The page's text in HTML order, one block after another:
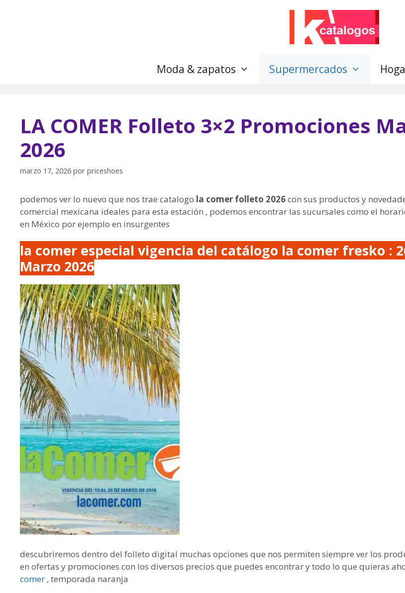
Moda & zapatos Supermercados
LA COMER Folleto 3×2 Promociones
2026
marzo 17, 2026 por priceshoes
podemos ver lo nuevo que nos trae catalogo la comer folleto 2026con sus productos y
comercial mexicana ideales para esta estación , podemos encontrar las sucursales como el
en México por ejemplo en insurgentes
la comer especial vigencia del catálogo la comer fresko :
Marzo 2026
descubriremos dentro del folleto digital muchas opciones que nos permiten siempre ver los
en ofertas y promociones con los diversos precios que puedes encontrar y todo lo que quieras
comer , temporada naranja